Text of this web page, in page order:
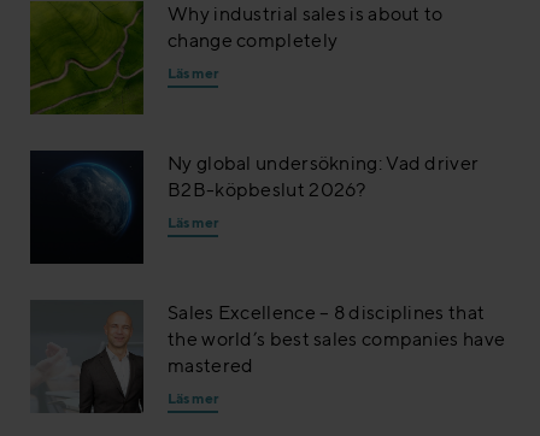
Why industrial sales is about to
change completely
Läs mer
Ny global undersökning: Vad driver
B2B-köpbeslut 2026?
Läs mer
Sales Excellence – 8 disciplines that
the world’s best sales companies have
mastered
Läs mer